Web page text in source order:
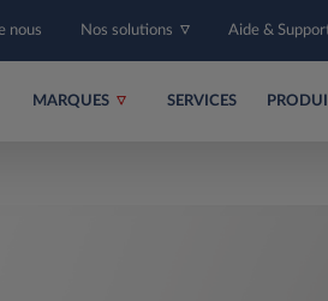
nous Nos solutions Aide &
MARQUES SERVICES